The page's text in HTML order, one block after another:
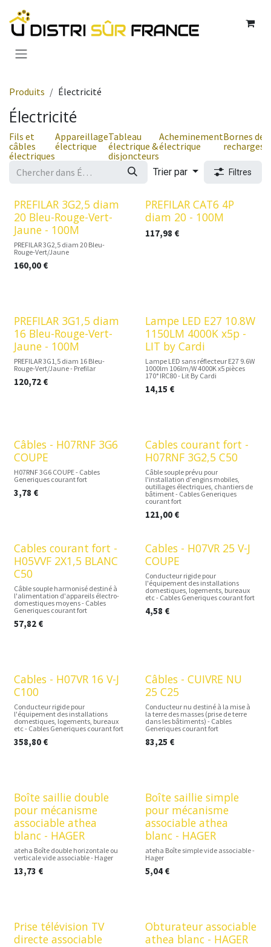
Produits Électricité
Électricité
Fils et
câbles
électriques
Appareillage
électrique
Tableau
électrique &
disjoncteurs
Acheminement
électrique
Bornes de
recharges
Trier par Filtres
PREFILAR 3G2,5 diam
20 Bleu-Rouge-Vert-
Jaune - 100M
PREFILAR 3G2,5 diam 20 Bleu-
Rouge-Vert/Jaune
160,00 €
PREFILAR CAT6 4P
diam 20 - 100M
117,98 €
PREFILAR 3G1,5 diam
16 Bleu-Rouge-Vert-
Jaune - 100M
PREFILAR 3G1,5 diam 16 Bleu-
Rouge-Vert/Jaune - Prefilar
120,72 €
Lampe LED E27 10.8W
1150LM 4000K x5p -
LIT by Cardi
Lampe LED sans réflecteur E27 9.6W
1000lm 106lm/W 4000K x5 pièces
170° IRC80 - Lit By Cardi
14,15 €
Câbles - H07RNF 3G6
COUPE
H07RNF 3G6 COUPE - Cables
Generiques courant fort
3,78 €
Cables courant fort -
H07RNF 3G2,5 C50
Câble souple prévu pour
l'installation d'engins mobiles,
outillages électriques, chantiers de
bâtiment - Cables Generiques
courant fort
121,00€
Cables courant fort -
H05VVF 2X1,5 BLANC
C50
Câble souple harmonisé destiné à
l'alimentation d'appareils électro-
domestiques moyens - Cables
Generiques courant fort
57,82 €
Cables - H07VR 25 V-J
COUPE
Conducteur rigide pour
l'équipement des installations
domestiques, logements, bureaux
etc - Cables Generiques courant fort
4,58 €
Cables - H07VR 16 V-J
C100
Conducteur rigide pour
l'équipement des installations
domestiques, logements, bureaux
etc - Cables Generiques courant fort
358,80 €
Câbles - CUIVRE NU
25 C25
Conducteur nu destiné à la mise à
la terre des masses (prise de terre
dans les bâtiments) - Cables
Generiques courant fort
83,25 €
Boîte saillie double
pour mécanisme
associable athea
blanc - HAGER
ateha Boîte double horizontale ou
verticale vide associable - Hager
13,73 €
Boîte saillie simple
pour mécanisme
associable athea
blanc - HAGER
ateha Boîte simple vide associable -
Hager
5,04€
Prise télévision TV
directe associable
Obturateur associable
athea blanc - HAGER